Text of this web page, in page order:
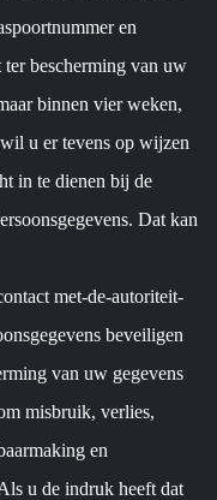
en
bescherming van uw
binnen vier weken,
u er tevens op wijzen
in te dienen bij de
Dat kan
met-de-autoriteit-
beveiligen
van uw gegevens
misbruik, verlies,
en
u de indruk heeft dat